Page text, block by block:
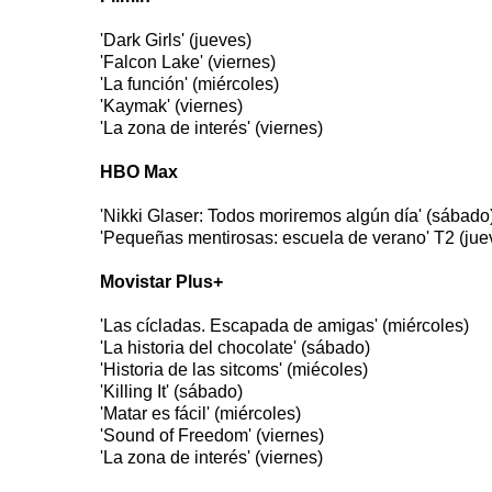
'Dark Girls' (jueves)
'Falcon Lake' (viernes)
'La función' (miércoles)
'Kaymak' (viernes)
'La zona de interés' (viernes)
HBO Max
'Nikki Glaser: Todos moriremos algún día'
'Pequeñas mentirosas: escuela de verano' T2
Movistar Plus+
'Las cícladas. Escapada de amigas' (miércoles)
'La historia del chocolate' (sábado)
'Historia de las sitcoms' (miécoles)
'Killing It' (sábado)
'Matar es fácil' (miércoles)
'Sound of Freedom' (viernes)
'La zona de interés' (viernes)